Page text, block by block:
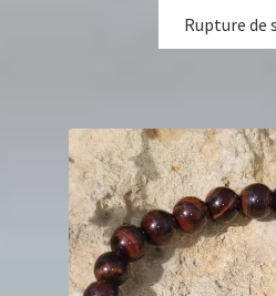
Rupture de